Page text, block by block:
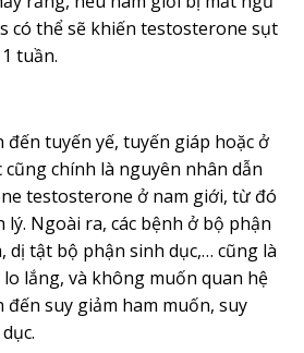
có thể sẽ khiến testosterone sụt
tuần.
đến tuyến yế, tuyến giáp hoặc ở
cũng chính là nguyên nhân dẫn
testosterone ở nam giới, từ đó
lý. Ngoài ra, các bệnh ở bộ phận
dị tật bộ phận sinh dục,… cũng là
lắng, và không muốn quan hệ
suy giảm ham muốn, suy